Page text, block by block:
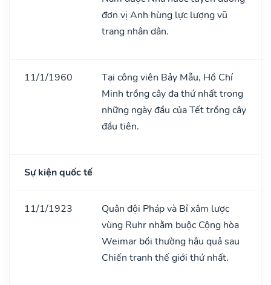
đơn vị Anh hùng lực lượng vũ
trang nhân dân.
11/1/1960
Tại công viên Bảy Mẫu, Hồ Chí
Minh trồng cây đa thứ nhất trong
những ngày đầu của Tết trồng cây
đầu tiên.
Sự kiện quốc tế
11/1/1923
Quân đội Pháp và Bỉ xâm lược
vùng Ruhr nhằm buộc Cộng hòa
Weimar bồi thường hậu quả sau
Chiến tranh thế giới thứ nhất.